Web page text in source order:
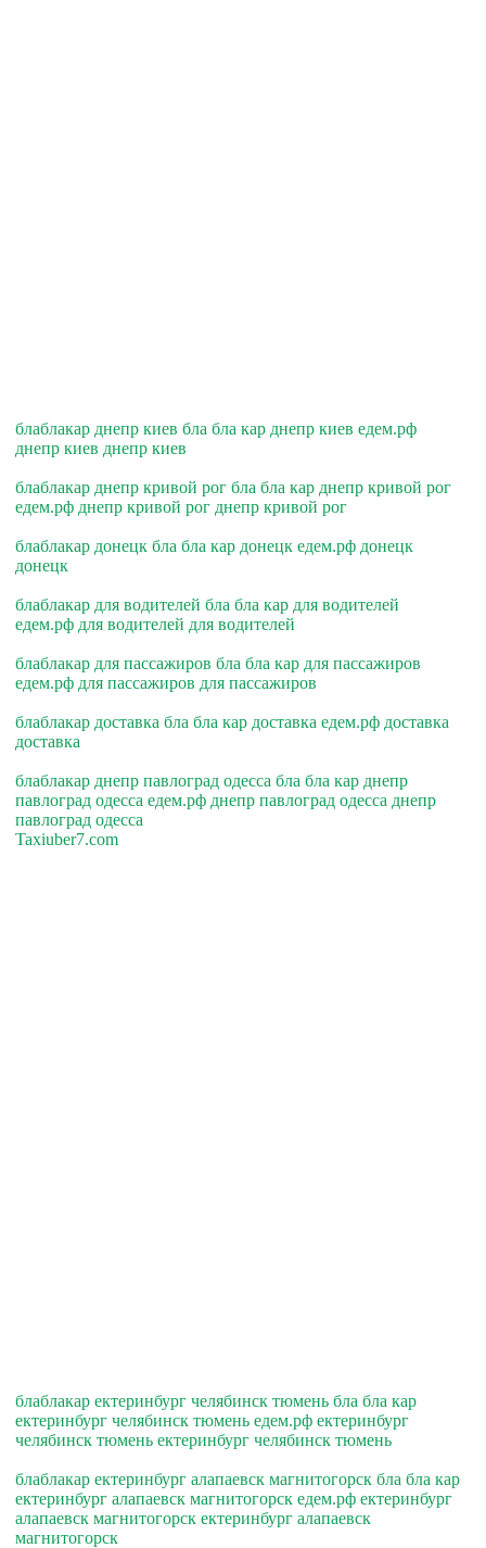
блаблакар днепр киев бла бла кар днепр киев едем.рф
днепр киев днепр киев
блаблакар днепр кривой рог бла бла кар днепр кривой рог
едем.рф днепр кривой рог днепр кривой рог
блаблакар донецк бла бла кар донецк едем.рф донецк
донецк
блаблакар для водителей бла бла кар для водителей
едем.рф для водителей для водителей
блаблакар для пассажиров бла бла кар для пассажиров
едем.рф для пассажиров для пассажиров
блаблакар доставка бла бла кар доставка едем.рф доставка
доставка
блаблакар днепр павлоград одесса бла бла кар днепр
павлоград одесса едем.рф днепр павлоград одесса днепр
павлоград одесса
Taxiuber7.com
блаблакар ектеринбург челябинск тюмень бла бла кар
ектеринбург челябинск тюмень едем.рф ектеринбург
челябинск тюмень ектеринбург челябинск тюмень
блаблакар ектеринбург алапаевск магнитогорск бла бла кар
ектеринбург алапаевск магнитогорск едем.рф ектеринбург
алапаевск магнитогорск ектеринбург алапаевск
магнитогорск